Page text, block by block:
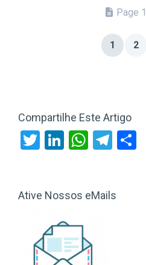
Page
1 2
Compartilhe Este Artigo
Twitter
LinkedIn
Ative Nossos eMails